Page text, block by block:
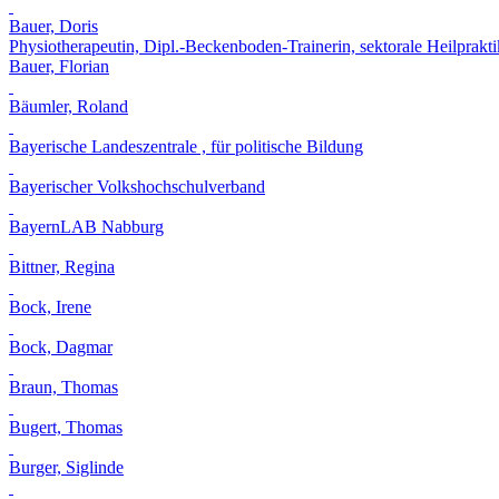
Bauer, Doris
Physiotherapeutin, Dipl.-Beckenboden-Trainerin, sektorale
Bauer, Florian
Bäumler, Roland
Bayerische Landeszentrale , für politische Bildung
Bayerischer Volkshochschulverband
BayernLAB Nabburg
Bittner, Regina
Bock, Irene
Bock, Dagmar
Braun, Thomas
Bugert, Thomas
Burger, Siglinde